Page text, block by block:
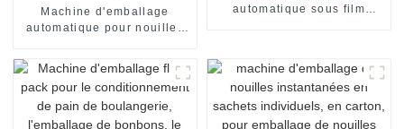
Machine d'emballage
automatique pour nouilles
film rétractable, machine de
scellage
automatique sous film